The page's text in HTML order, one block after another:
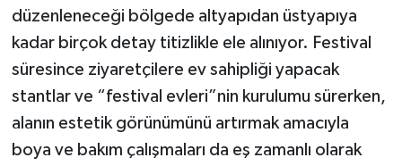
düzenleneceği bölgede altyapıdan üstyapıya
kadar birçok detay titizlikle ele alınıyor. Festival
süresince ziyaretçilere ev sahipliği yapacak
stantlar ve “festival evleri”nin kurulumu sürerken,
alanın estetik görünümünü artırmak amacıyla
boya ve bakım çalışmaları da eş zamanlı olarak
Ulusal Haberler
Siyaset Haberleri
Dünya Haberleri